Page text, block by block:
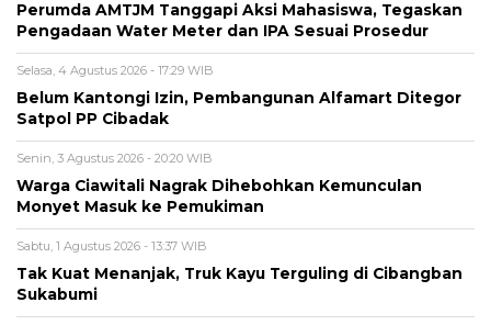
Perumda AMTJM Tanggapi Aksi Mahasiswa, Tegaskan
Pengadaan Water Meter dan IPA Sesuai Prosedur
Selasa, 4 Agustus 2026 - 17:29 WIB
Belum Kantongi Izin, Pembangunan Alfamart Ditegor
Satpol PP Cibadak
Senin, 3 Agustus 2026 - 20:20 WIB
Warga Ciawitali Nagrak Dihebohkan Kemunculan
Monyet Masuk ke Pemukiman
Sabtu, 1 Agustus 2026 - 13:37 WIB
Tak Kuat Menanjak, Truk Kayu Terguling di Cibangban
Sukabumi